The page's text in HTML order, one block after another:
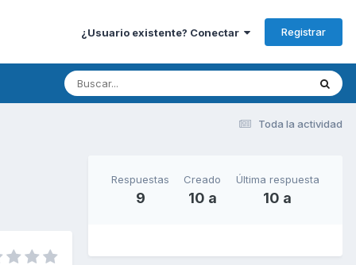
¿Usuario existente? Conectar Registrar
Toda la actividad
Respuestas
9
Creado
10 a
Última respuesta
10 a